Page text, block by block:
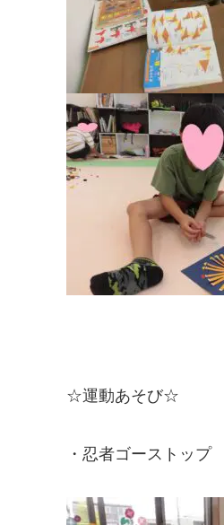
☆運動あそび☆
・忍者ゴーストップ